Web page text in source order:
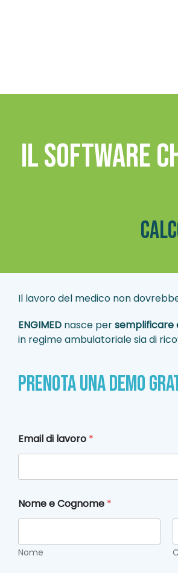
Il software
Il lavoro del medico non
ENGIMED nasce persemplificare
in regime ambulatoriale sia di
PRENOTA UNA DEMO
Email di lavoro *
Nome e Cognome *
Nome